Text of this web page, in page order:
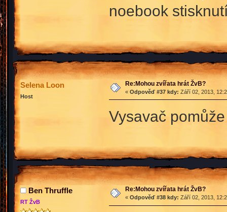
noebook
Selena Loon
Host
Re:Mohou zvířata hrát ŽvB?
« Odpověď #37 kdy: Září 02, 2013,
Vysavač
Ben Thruffle
RT ŽvB
Re:Mohou zvířata hrát ŽvB?
« Odpověď #38 kdy: Září 02, 2013,